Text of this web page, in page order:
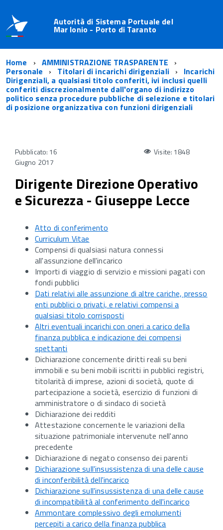
Autorità di Sistema Portuale del
Mar Ionio - Porto di Taranto
Home AMMINISTRAZIONE TRASPARENTE
Personale Titolari di incarichi dirigenziali Incarichi
Dirigenziali, a qualsiasi titolo conferiti, ivi inclusi quelli
conferiti discrezionalmente dall'organo di indirizzo
politico senza procedure pubbliche di selezione e titolari
di posizione organizzativa con funzioni dirigenziali
Pubblicato: 16
Giugno 2017
Visite: 1848
Dirigente Direzione Operativo
e Sicurezza - Giuseppe Lecce
Atto di conferimento
Curriculum Vitae
Compensi di qualsiasi natura connessi
all'assunzione dell'incarico
Importi di viaggio di servizio e missioni pagati con
fondi pubblici
Dati relativi alle assunzione di altre cariche, presso
enti pubblici o privati, e relativi compensi a
qualsiasi titolo corrisposti
Altri eventuali incarichi con oneri a carico della
finanza pubblica e indicazione dei compensi
spettanti
Dichiarazione concernente diritti reali su beni
immobili e su beni mobili iscritti in pubblici registri,
titolarità di imprese, azioni di società, quote di
partecipazione a società, esercizio di funzioni di
amministratore o di sindaco di società
Dichiarazione dei redditi
Attestazione concernente le variazioni della
situazione patrimoniale intervenute nell'anno
precedente
Dichiarazione di negato consenso dei parenti
Dichiarazione sull'insussistenza di una delle cause
di inconferibilità dell'incarico
Dichiarazione sull'insussistenza di una delle cause
di incompatibilità al conferimento dell'incarico
Ammontare complessivo degli emolumenti
percepiti a carico della finanza pubblica